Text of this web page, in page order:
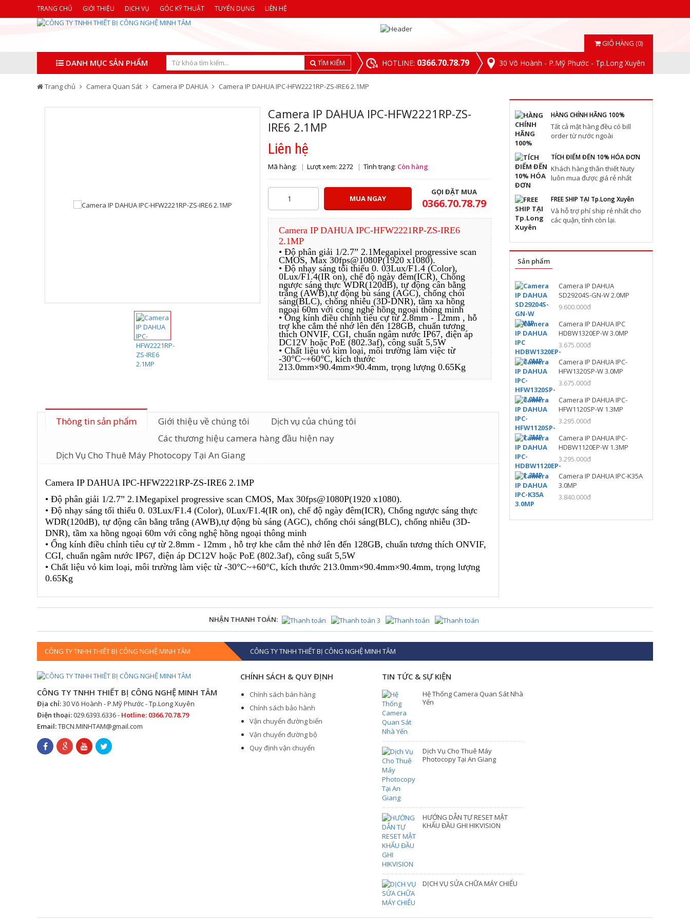
TRANG CHỦ GIỚI THIỆU DỊCH VỤ GÓC KỸ THUẬT TUYỂN DỤNG LIÊN HỆ
GIỎ HÀNG (0)
DANH MỤC SẢN PHẨM TÌM KIẾM HOTLINE: 0366.70.78.79 30 Võ Hoành - P.Mỹ Phước - Tp.Long Xuyên
Trang chủ Camera Quan Sát Camera IP DAHUA Camera IP DAHUA IPC-HFW2221RP-ZS-IRE6 2.1MP
Camera IP DAHUA IPC-HFW2221RP-ZS-
IRE6 2.1MP
Liên hệ
Mã hàng: Lượt xem: 2272 Tình trạng: Còn hàng
MUA NGAY
GỌI ĐẶT MUA
0366.70.78.79
Camera IP DAHUA IPC-HFW2221RP-ZS-IRE6
2.1MP
• Độ phân giải 1/2.7” 2.1Megapixel progressive scan
CMOS, Max 30fps@1080P(1920 x1080).
• Độ nhạy sáng tối thiểu 0. 03Lux/F1.4 (Color),
0Lux/F1.4(IR on), chế độ ngày đêm(ICR), Chống
ngược sáng thực WDR(120dB), tự động cân bằng
trắng (AWB),tự động bù sáng (AGC), chống chói
sáng(BLC), chống nhiễu (3D-DNR), tầm xa hồng
ngoại 60m với công nghệ hồng ngoại thông minh
• Ống kính điều chỉnh tiêu cự từ 2.8mm - 12mm , hỗ
trợ khe cắm thẻ nhớ lên đến 128GB, chuẩn tương
thích ONVIF, CGI, chuẩn ngâm nước IP67, điện áp
DC12V hoặc PoE (802.3af), công suất 5,5W
• Chất liệu vỏ kim loại, môi trường làm việc từ
-30°C~+60°C, kích thước
213.0mm×90.4mm×90.4mm, trọng lượng 0.65Kg
Thông tin sản phẩm Giới thiệu về chúng tôi
Dịch vụ của chúng tôi
Các thương hiệu camera hàng đầu hiện nay
Dịch Vụ Cho Thuê Máy Photocopy Tại An Giang
Camera IP DAHUA IPC-HFW2221RP-ZS-IRE6 2.1MP
• Độ phân giải 1/2.7” 2.1Megapixel progressive scan CMOS, Max 30fps@1080P(1920 x1080).
• Độ nhạy sáng tối thiểu 0. 03Lux/F1.4 (Color), 0Lux/F1.4(IR on), chế độ ngày đêm(ICR), Chống ngược sáng thực
WDR(120dB), tự động cân bằng trắng (AWB),tự động bù sáng (AGC), chống chói sáng(BLC), chống nhiễu (3D-
DNR), tầm xa hồng ngoại 60m với công nghệ hồng ngoại thông minh
• Ống kính điều chỉnh tiêu cự từ 2.8mm - 12mm , hỗ trợ khe cắm thẻ nhớ lên đến 128GB, chuẩn tương thích ONVIF,
CGI, chuẩn ngâm nước IP67, điện áp DC12V hoặc PoE (802.3af), công suất 5,5W
• Chất liệu vỏ kim loại, môi trường làm việc từ -30°C~+60°C, kích thước 213.0mm×90.4mm×90.4mm, trọng lượng
0.65Kg
HÀNG CHÍNH HÃNG 100%
Tất cả mặt hàng đều có bill
order từ nước ngoài
TÍCH ĐIỂM ĐẾN 10% HÓA ĐƠN
Khách hàng thân thiết Nuty
luôn mua được giá rẻ nhất
FREE SHIP TẠI Tp.Long Xuyên
Và hỗ trợ phí ship rẻ nhất cho
các quận, tỉnh còn lại.
Sản phẩm
Camera IP DAHUA
SD29204S-GN-W 2.0MP
9.600.000đ
Camera IP DAHUA IPC
HDBW1320EP-W 3.0MP
3.675.000đ
Camera IP DAHUA IPC-
HFW1320SP-W 3.0MP
3.675.000đ
Camera IP DAHUA IPC-
HFW1120SP-W 1.3MP
3.295.000đ
Camera IP DAHUA IPC-
HDBW1120EP-W 1.3MP
3.295.000đ
Camera IP DAHUA IPC-K35A
3.0MP
3.840.000đ
NHẬN THANH TOÁN:
CÔNG TY TNHH THIẾT BỊ CÔNG NGHỆ MINH TÂM CÔNG TY TNHH THIẾT BỊ CÔNG NGHỆ MINH TÂM
CÔNG TY TNHH THIẾT BỊ CÔNG NGHỆ MINH TÂM
Địa chỉ:30 Võ Hoành - P.Mỹ Phước - Tp.Long Xuyên
Điện thoại:029.6393.6336 - Hotline: 0366.70.78.79
Email:TBCN.MINHTAM@gmail.com
CHÍNH SÁCH & QUY ĐỊNH
Chính sách bán hàng
Chính sách bảo hành
Vận chuyển đường biển
Vận chuyển đường bộ
Quy định vận chuyển
TIN TỨC & SỰ KIỆN
Hệ Thống Camera Quan Sát Nhà
Yến
Dịch Vụ Cho Thuê Máy
Photocopy Tại An Giang
HƯỚNG DẪN TỰ RESET MẬT
KHẨU ĐẦU GHI HIKVISION
DỊCH VỤ SỬA CHỮA MÁY CHIẾU